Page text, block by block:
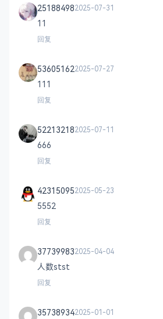
251884982025-07-31
11
回复
536051622025-07-27
111
回复
522132182025-07-11
666
回复
423150952025-05-23
5552
回复
377399832025-04-04
人数stst
回复
357389342025-01-01